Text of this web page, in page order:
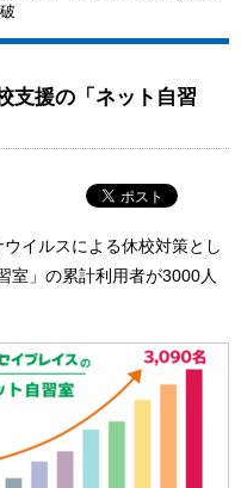
支援の「ネット自習
イルスによる休校対策とし
室」の累計利用者が3000人